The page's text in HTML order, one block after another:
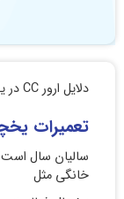
دلایل ارور CC در یخچال جنرال الکتریک چیست؟
تعمیرات
سالیان سال است
خانگی مثل